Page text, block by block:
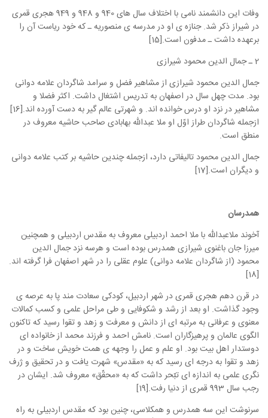
وفات این دانشمند نامی با اختلاف سال های 940 و 948 و 949 هجری قمری
در شیراز ذکر شد. جنازه ی او در مدرسه ی منصوریه ـ که خود ریاست آن را
برعهده داشت ـ مدفون است.[15]
2 ـ جمال الدین محمود شیرازی
جمال الدین محمود شیرازی از مشاهیر فضل و سرامد شاگردان علامه دوانی
بود. مدت چهل سال در اصفهان به تدریس اشتغال داشت. اکثر فضلا و
مشاهیر در نزد او درس خوانده اند. و شهرتی عالم گیر به دست آورده اند.[16]
ازجمله شاگردان طراز اوّل او ملا عبدالله بهابادی صاحب حاشیه معروف در
منطق است.
جمال الدین محمود تالیفاتی دارد، ازجمله چندین حاشیه بر کتب علامه دوانی
و دیگران است.[17]
همدرسان
آخوند ملاعبدالله با ملا احمد اردبیلی معروف به مقدس اردبیلی و همچنین
میرزا جان باغنوی شیرازی همدرس بوده است و هرسه نزد جمال الدین
محمود (از شاگردان علامه دوانی) علوم عقلی را در شهر اصفهان فرا گرفته اند.
[18]
در قرن دهم هجری قمری در شهر اردبیل، کودکی سعادت مند پا به عرصه ی
وجود گذاشت. او بعد از رشد و شکوفایی و طی مراحل علمی و کسب کمالات
معنوی و عرفانی به مرتبه ای از دانش و معرفت و زهد و تقوا رسید که تاکنون
الگوی عالمان و پرهیزگاران است. نامش احمد و فرزند محمد از خانواده ای
دوستدار اهل بیت بود. او علم و عمل را وجهه ی همت خویش ساخت و در
زهد و تقوا به درجه ای رسید که به «مقدس» شهرت یافت و در تحقیق و ژرف
نگری علمی به اندازه ای تبّحر داشت که به «محقّق» معروف شد. ایشان در
رجب سال 993 قمری از دنیا رفت.[19]
سرنوشت این سه همدرس و همکلاسی، چنین بود که مقدس اردبیلی به راه